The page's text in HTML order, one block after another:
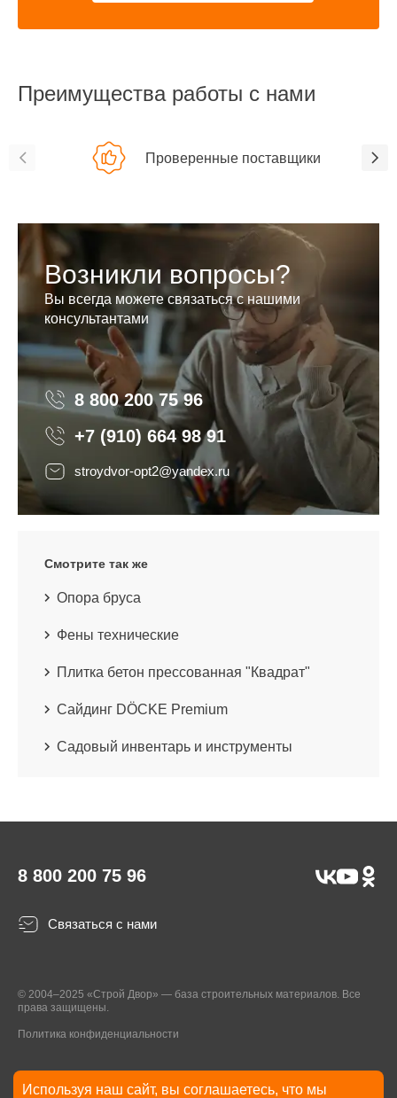
Используя наш сайт, вы соглашаетесь, что мы
Преимущества работы с нами
Проверенные поставщики
Возникли вопросы?
Вы всегда можете связаться с нашими
консультантами
8 800 200 75 96 8 800 200 75 96
+7 (910) 664 98 91
stroydvor-opt2@yandex.ru
Смотрите так же
Опора бруса
Фены технические
Плитка бетон прессованная "Квадрат"
Сайдинг DÖCKE Premium
Садовый инвентарь и инструменты
8 800 200 75 96
Связаться с нами
© 2004–2025 «Строй Двор» — база строительных материалов. Все
права защищены.
Политика конфиденциальности